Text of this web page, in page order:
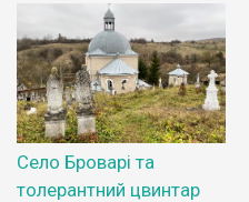
Село Броварі та
толерантний цвинтар